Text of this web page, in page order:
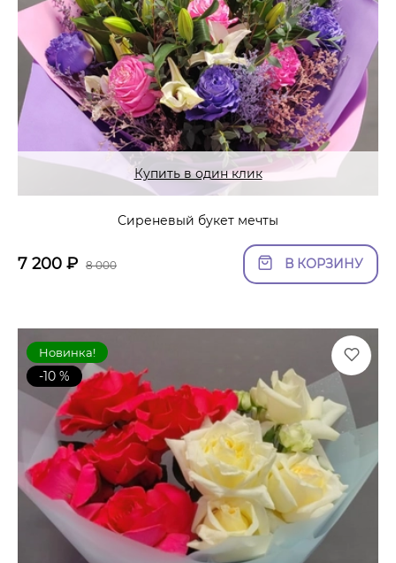
Купить в один клик
Сиреневый букет мечты
7 200 ₽ 8 000 В КОРЗИНУ
Новинка!
-10 %